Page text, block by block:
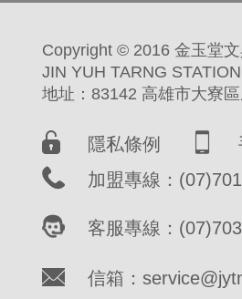
Copyright © 2016 金玉堂文
JIN YUH TARNG
地址：83142 高雄市大寮
隱私條例
加盟專線：
客服專線：
信箱：